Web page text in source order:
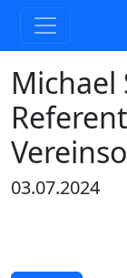
Michael
03.07.2024